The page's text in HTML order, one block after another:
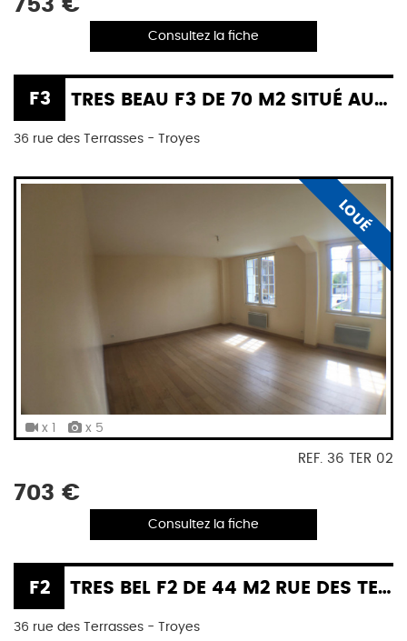
753 €
Consultez la fiche
F3 TRES BEAU F3 DE 70 M2 SITUÉ AU 1ER ÉTAGE
36 rue des Terrasses - Troyes
x 1 x 5
LOUÉ
REF. 36 TER 02
703 €
Consultez la fiche
F2 TRES BEL F2 DE 44 M2 RUE DES TERRASSES A TROYES
36 rue des Terrasses - Troyes